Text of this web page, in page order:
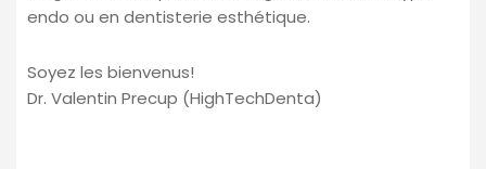
endo ou en dentisterie esthétique.
Soyez les bienvenus!
Dr. Valentin Precup (HighTechDenta)